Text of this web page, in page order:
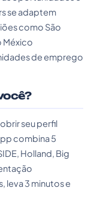
se adaptem
como São
México
de emprego
seu perfil
combina 5
Holland, Big
leva 3 minutos e